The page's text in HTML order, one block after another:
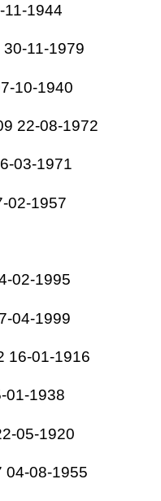
1944
11-1979
10-1940
22-08-1972
03-1971
02-1957
02-1995
04-1999
16-01-1916
01-1938
05-1920
04-08-1955